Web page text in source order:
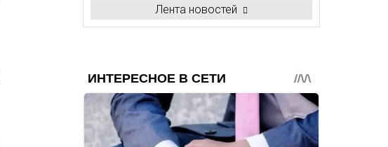
Лента новостей